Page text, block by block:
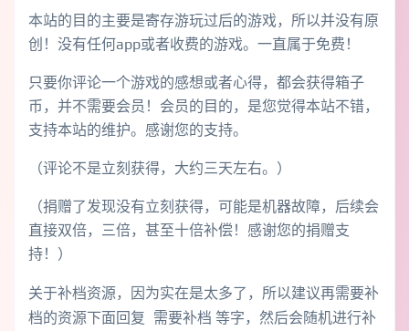
本站的目的主要是寄存游玩过后的游戏，所以并没有原
创！没有任何app或者收费的游戏。一直属于免费！
只要你评论一个游戏的感想或者心得，都会获得箱子
币，并不需要会员！会员的目的，是您觉得本站不错，
支持本站的维护。感谢您的支持。
（评论不是立刻获得，大约三天左右。）
（捐赠了发现没有立刻获得，可能是机器故障，后续会
直接双倍，三倍，甚至十倍补偿！感谢您的捐赠支
持！）
关于补档资源，因为实在是太多了，所以建议再需要补
档的资源下面回复 需要补档 等字，然后会随机进行补